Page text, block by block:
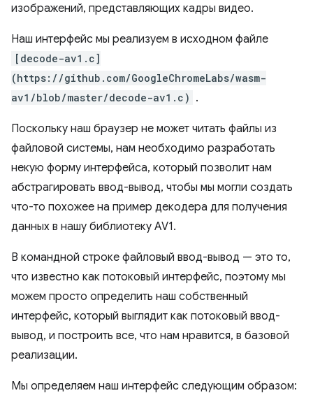
изображений, представляющих кадры видео.
Наш интерфейс мы реализуем в исходном файле
[decode-av1.c]
(https://github.com/GoogleChromeLabs/wasm-
av1/blob/master/decode-av1.c) .
Поскольку наш браузер не может читать файлы из
файловой системы, нам необходимо разработать
некую форму интерфейса, который позволит нам
абстрагировать ввод-вывод, чтобы мы могли создать
что-то похожее на пример декодера для получения
данных в нашу библиотеку AV1.
В командной строке файловый ввод-вывод — это то,
что известно как потоковый интерфейс, поэтому мы
можем просто определить наш собственный
интерфейс, который выглядит как потоковый ввод-
вывод, и построить все, что нам нравится, в базовой
реализации.
Мы определяем наш интерфейс следующим образом: